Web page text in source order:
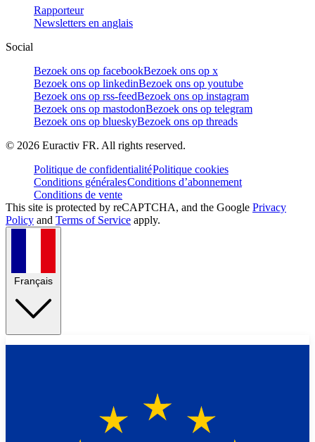
Rapporteur
Newsletters en anglais
Social
Bezoek ons op facebookBezoek ons op x
Bezoek ons op linkedinBezoek ons op youtube
Bezoek ons op rss-feedBezoek ons op instagram
Bezoek ons op mastodonBezoek ons op telegram
Bezoek ons op blueskyBezoek ons op threads
© 2026 Euractiv FR. All rights reserved.
Politique de confidentialitéPolitique cookies
Conditions généralesConditions d’abonnement
Conditions de vente
This site is protected by reCAPTCHA, and the Google Privacy
Policy and Terms of Service apply.
Français